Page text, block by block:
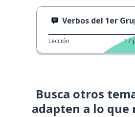
Verbos del 1er
Lección 17
Busca otros
adapten a lo que